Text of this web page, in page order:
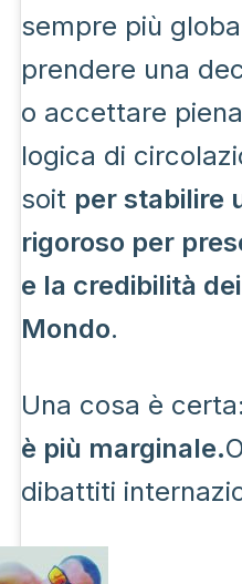
sempre più
prendere una
o accettare
logica di
soit per stabilire
rigoroso per
e la credibilità
Mondo.
Una cosa è certa:
è più marginale.
dibattiti